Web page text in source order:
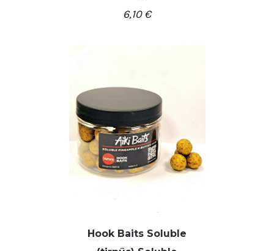
6,10€
Hook Baits Soluble